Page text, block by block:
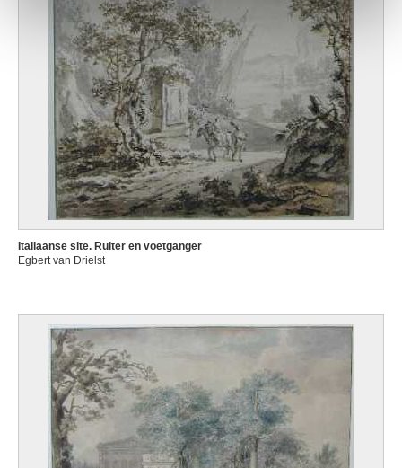
Italiaanse site. Ruiter en voetganger
Egbert van Drielst